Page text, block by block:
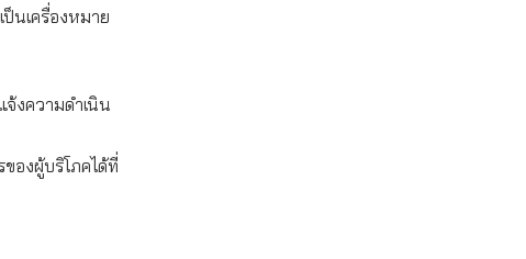
นเครื่องหมาย
งความดำเนิน
องผู้บริโภคได้ที่